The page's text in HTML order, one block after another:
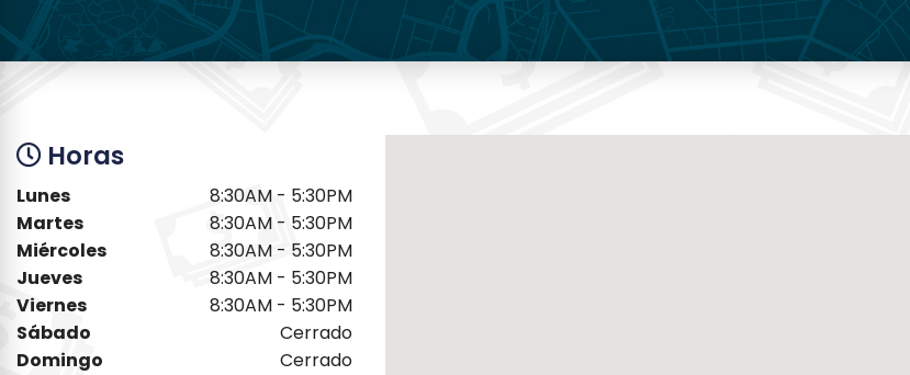
Horas
Lunes
8:30AM - 5:30PM
Martes
8:30AM - 5:30PM
Miércoles
8:30AM - 5:30PM
Jueves
8:30AM - 5:30PM
Viernes
8:30AM - 5:30PM
Sábado
Cerrado
Domingo
Cerrado